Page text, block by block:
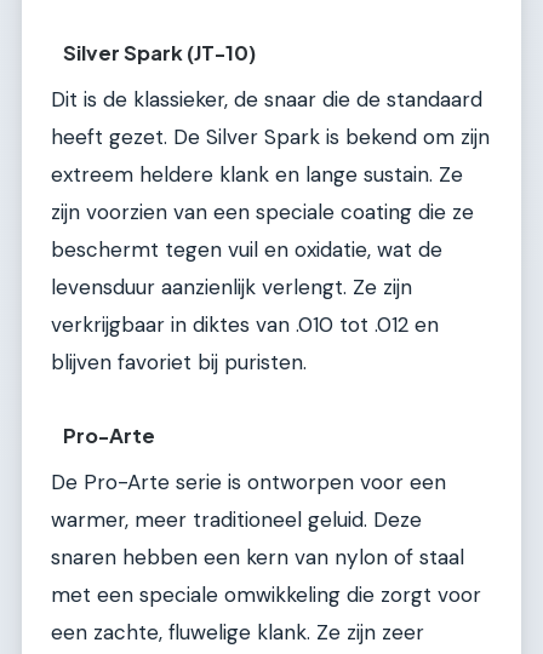
Silver Spark (JT-10)
Dit is de klassieker, de snaar die de standaard
heeft gezet. De Silver Spark is bekend om zijn
extreem heldere klank en lange sustain. Ze
zijn voorzien van een speciale coating die ze
beschermt tegen vuil en oxidatie, wat de
levensduur aanzienlijk verlengt. Ze zijn
verkrijgbaar in diktes van .010 tot .012 en
blijven favoriet bij puristen.
Pro-Arte
De Pro-Arte serie is ontworpen voor een
warmer, meer traditioneel geluid. Deze
snaren hebben een kern van nylon of staal
met een speciale omwikkeling die zorgt voor
een zachte, fluwelige klank. Ze zijn zeer